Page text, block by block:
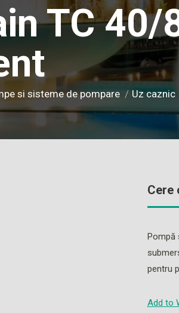
TC 40/
si sisteme de pompare Uz caznic
Cere
Pompă
pentru
Add to